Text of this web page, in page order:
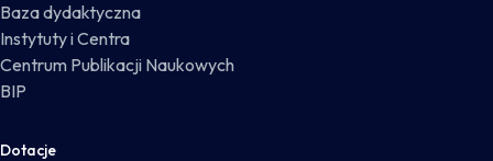
Baza dydaktyczna
Instytuty i Centra
Centrum Publikacji Naukowych
BIP
Dotacje